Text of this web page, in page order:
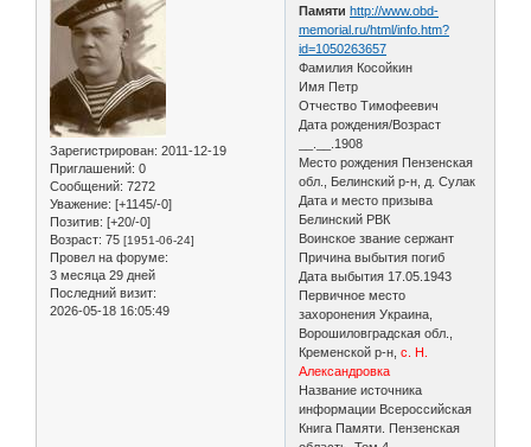
Зарегистрирован: 2011-12-19
Приглашений: 0
Сообщений: 7272
Уважение: [+1145/-0]
Позитив: [+20/-0]
Возраст: 75 [1951-06-24]
Провел на форуме:
3 месяца 29 дней
Последний визит:
2026-05-18 16:05:49
Памяти http://www.obd-
memorial.ru/html/info.htm?
id=1050263657
Фамилия Косойкин
Имя Петр
Отчество Тимофеевич
Дата рождения/Возраст
__.__.1908
Место рождения Пензенская
обл., Белинский р-н, д. Сулак
Дата и место призыва
Белинский РВК
Воинское звание сержант
Причина выбытия погиб
Дата выбытия 17.05.1943
Первичное место
захоронения Украина,
Ворошиловградская обл.,
Кременской р-н,с. Н.
Александровка
Название источника
информации Всероссийская
Книга Памяти. Пензенская